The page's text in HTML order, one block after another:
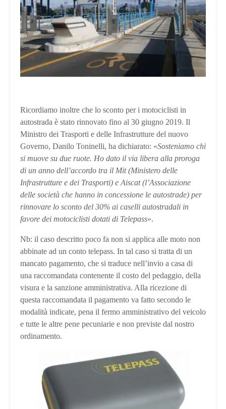
Ricordiamo inoltre che lo sconto per i motociclisti in
autostrada è stato rinnovato fino al 30 giugno 2019. Il
Ministro dei Trasporti e delle Infrastrutture del nuovo
Governo, Danilo Toninelli, ha dichiarato: «Sosteniamo chi
si muove su due ruote. Ho dato il via libera alla proroga
di un anno dell’accordo tra il Mit (Ministero delle
Infrastrutture e dei Trasporti) e Aiscat (l’Associazione
delle società che hanno in concessione le autostrade) per
rinnovare lo sconto del 30% ai caselli autostradali in
favore dei motociclisti dotati di Telepass».
Nb: il caso descritto poco fa non si applica alle moto non
abbinate ad un conto telepass. In tal caso si tratta di un
mancato pagamento, che si traduce nell’invio a casa di
una raccomandata contenente il costo del pedaggio, della
visura e la sanzione amministrativa. Alla ricezione di
questa raccomandata il pagamento va fatto secondo le
modalità indicate, pena il fermo amministrativo del veicolo
e tutte le altre pene pecuniarie e non previste dal nostro
ordinamento.